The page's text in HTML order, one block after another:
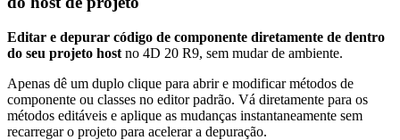
Editar e depurar código de componente diretamente de dentro
do seu projeto host no 4D 20 R9, sem mudar de ambiente.
Apenas dê um duplo clique para abrir e modificar métodos de
componente ou classes no editor padrão. Vá diretamente para os
métodos editáveis e aplique as mudanças instantaneamente sem
recarregar o projeto para acelerar a depuração.